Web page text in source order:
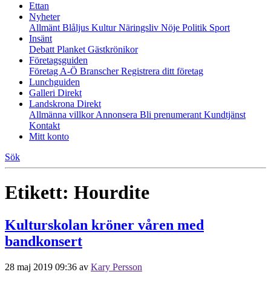
Ettan
Nyheter
Allmänt Blåljus KulturNäringsliv Nöje Politik Sport
Insänt
Debatt Planket Gästkrönikor
Företagsguiden
Företag A-Ö BranscherRegistrera ditt företag
Lunchguiden
Galleri Direkt
Landskrona Direkt
Allmänna villkorAnnonsera Bli prenumerant Kundtjänst
Kontakt
Mitt konto
Sök
Etikett: Hourdite
Kulturskolan kröner våren med
bandkonsert
28 maj 2019 09:36 av Kary Persson